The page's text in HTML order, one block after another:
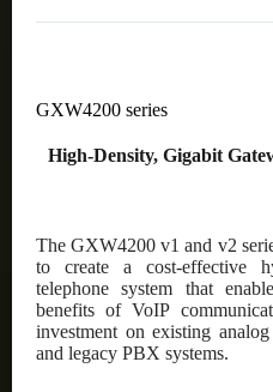
GXW4200 series
High-Density, Gigabit
The GXW4200 v1 and v2
to create a cost-effective
telephone system that
benefits of VoIP
investment on existing
and legacy PBX systems.